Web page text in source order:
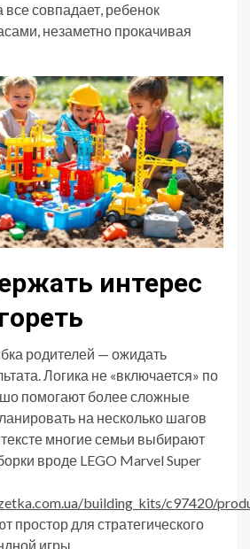
все совпадает, ребенок
незаметно прокачивая
интерес
родителей — ожидать
Логика не «включается» по
помогают более сложные
на несколько шагов
многие семьи выбирают
вроде LEGO Marvel Super
building_kits/c97420/
простор для стратегического
игры.